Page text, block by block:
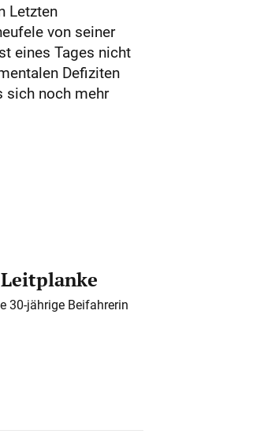
Letzten
von seiner
eines Tages nicht
Defiziten
sich noch mehr
30-jährige Beifahrerin